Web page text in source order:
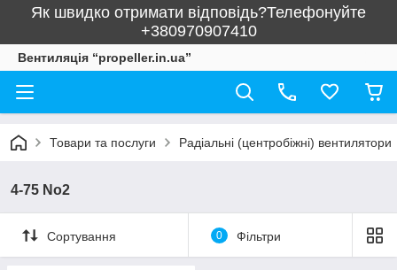
Як швидко отримати відповідь?Телефонуйте
+380970907410
Вентиляція “propeller.in.ua”
Товари та послуги Радіальні (центробіжні) вентилятори
4-75 No2
Сортування 0 Фільтри